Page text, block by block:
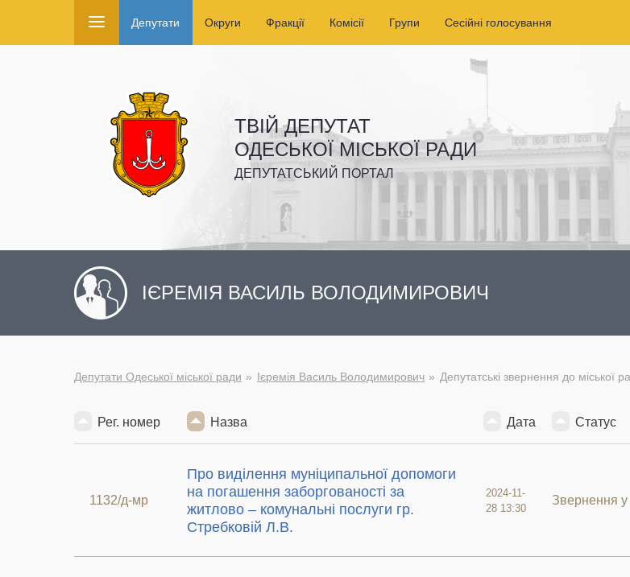
Депутати Округи Фракції Комісії Групи Сесійні голосування
ТВІЙ ДЕПУТАТ
ОДЕСЬКОЇ МІСЬКОЇ РАДИ
ДЕПУТАТСЬКИЙ ПОРТАЛ
ІЄРЕМІЯ ВАСИЛЬ ВОЛОДИМИРОВИЧ
Депутати Одеської міської ради Ієремія Василь Володимирович Депутатські звернення до міської
Рег. номер Назва Дата Статус
1132/д-мр
Про виділення муніципальної допомоги
на погашення заборгованості за
житлово – комунальні послуги гр.
Стребковій Л.В.
2024-11-
28 13:30
Звернення у